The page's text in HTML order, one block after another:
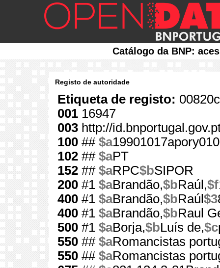
Catálogo da BNP:
Registo de autoridade
Etiqueta de registo:
001 16947
003 http://
100 ## $a
102 ## $aPT
152 ## $aRPC$bSIPOR
200 #1 $aBrandão,$bRaúl,$f
400 #1 $aBrandão,$bRaúl $3
400 #1 $aBrandão,$bRaul
500 #1 $aBorja,$bLuís de,$c
550 ## $aRomancistas
550 ## $aRomancistas